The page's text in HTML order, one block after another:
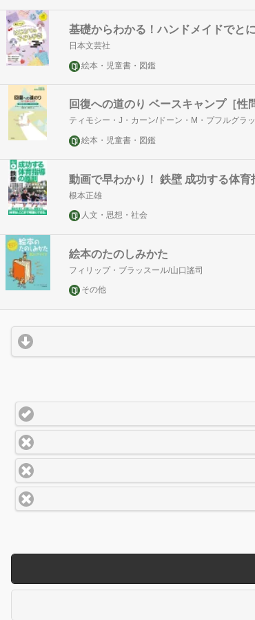
基礎からわかる！ハンドメイドでと
日本文芸社
絵本・児童書・図鑑
回復への道のり ベースキャンプ［性
ティモシー・J・カーン/ドーン・M・プフルグラ
絵本・児童書・図鑑
動画で早わかり！ 鉄壁 成功する体育
根本正雄
人文・思想・社会
絵本のたのしみかた
フィリップ・ブラッスール/山口謠司
その他